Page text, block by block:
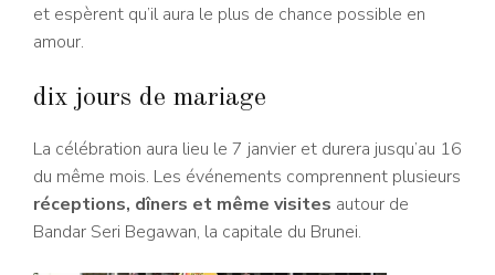
et espèrent qu’il aura le plus de chance possible en
amour.
dix jours de mariage
La célébration aura lieu le 7 janvier et durera jusqu’au 16
du même mois. Les événements comprennent plusieurs
réceptions, dîners et même visites autour de
Bandar Seri Begawan, la capitale du Brunei.